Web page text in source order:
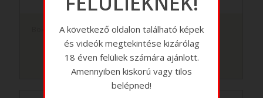
Böker Forge késblokk
A következő oldalon található képek
és videók megtekintése kizárólag
18 éven felüliek számára ajánlott.
Amennyiben kiskorú vagy tilos
belépned!